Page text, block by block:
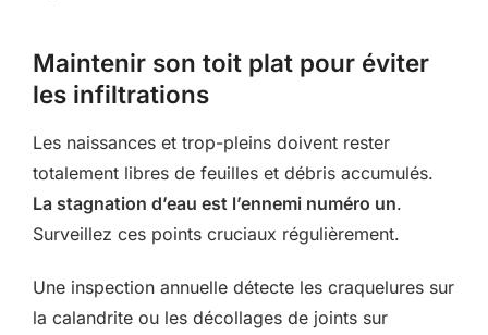
Maintenir son toit plat pour éviter
les infiltrations
Les naissances et trop-pleins doivent rester
totalement libres de feuilles et débris accumulés.
La stagnation d’eau est l’ennemi numéro un.
Surveillez ces points cruciaux régulièrement.
Une inspection annuelle détecte les craquelures sur
la calandrite ou les décollages de joints sur